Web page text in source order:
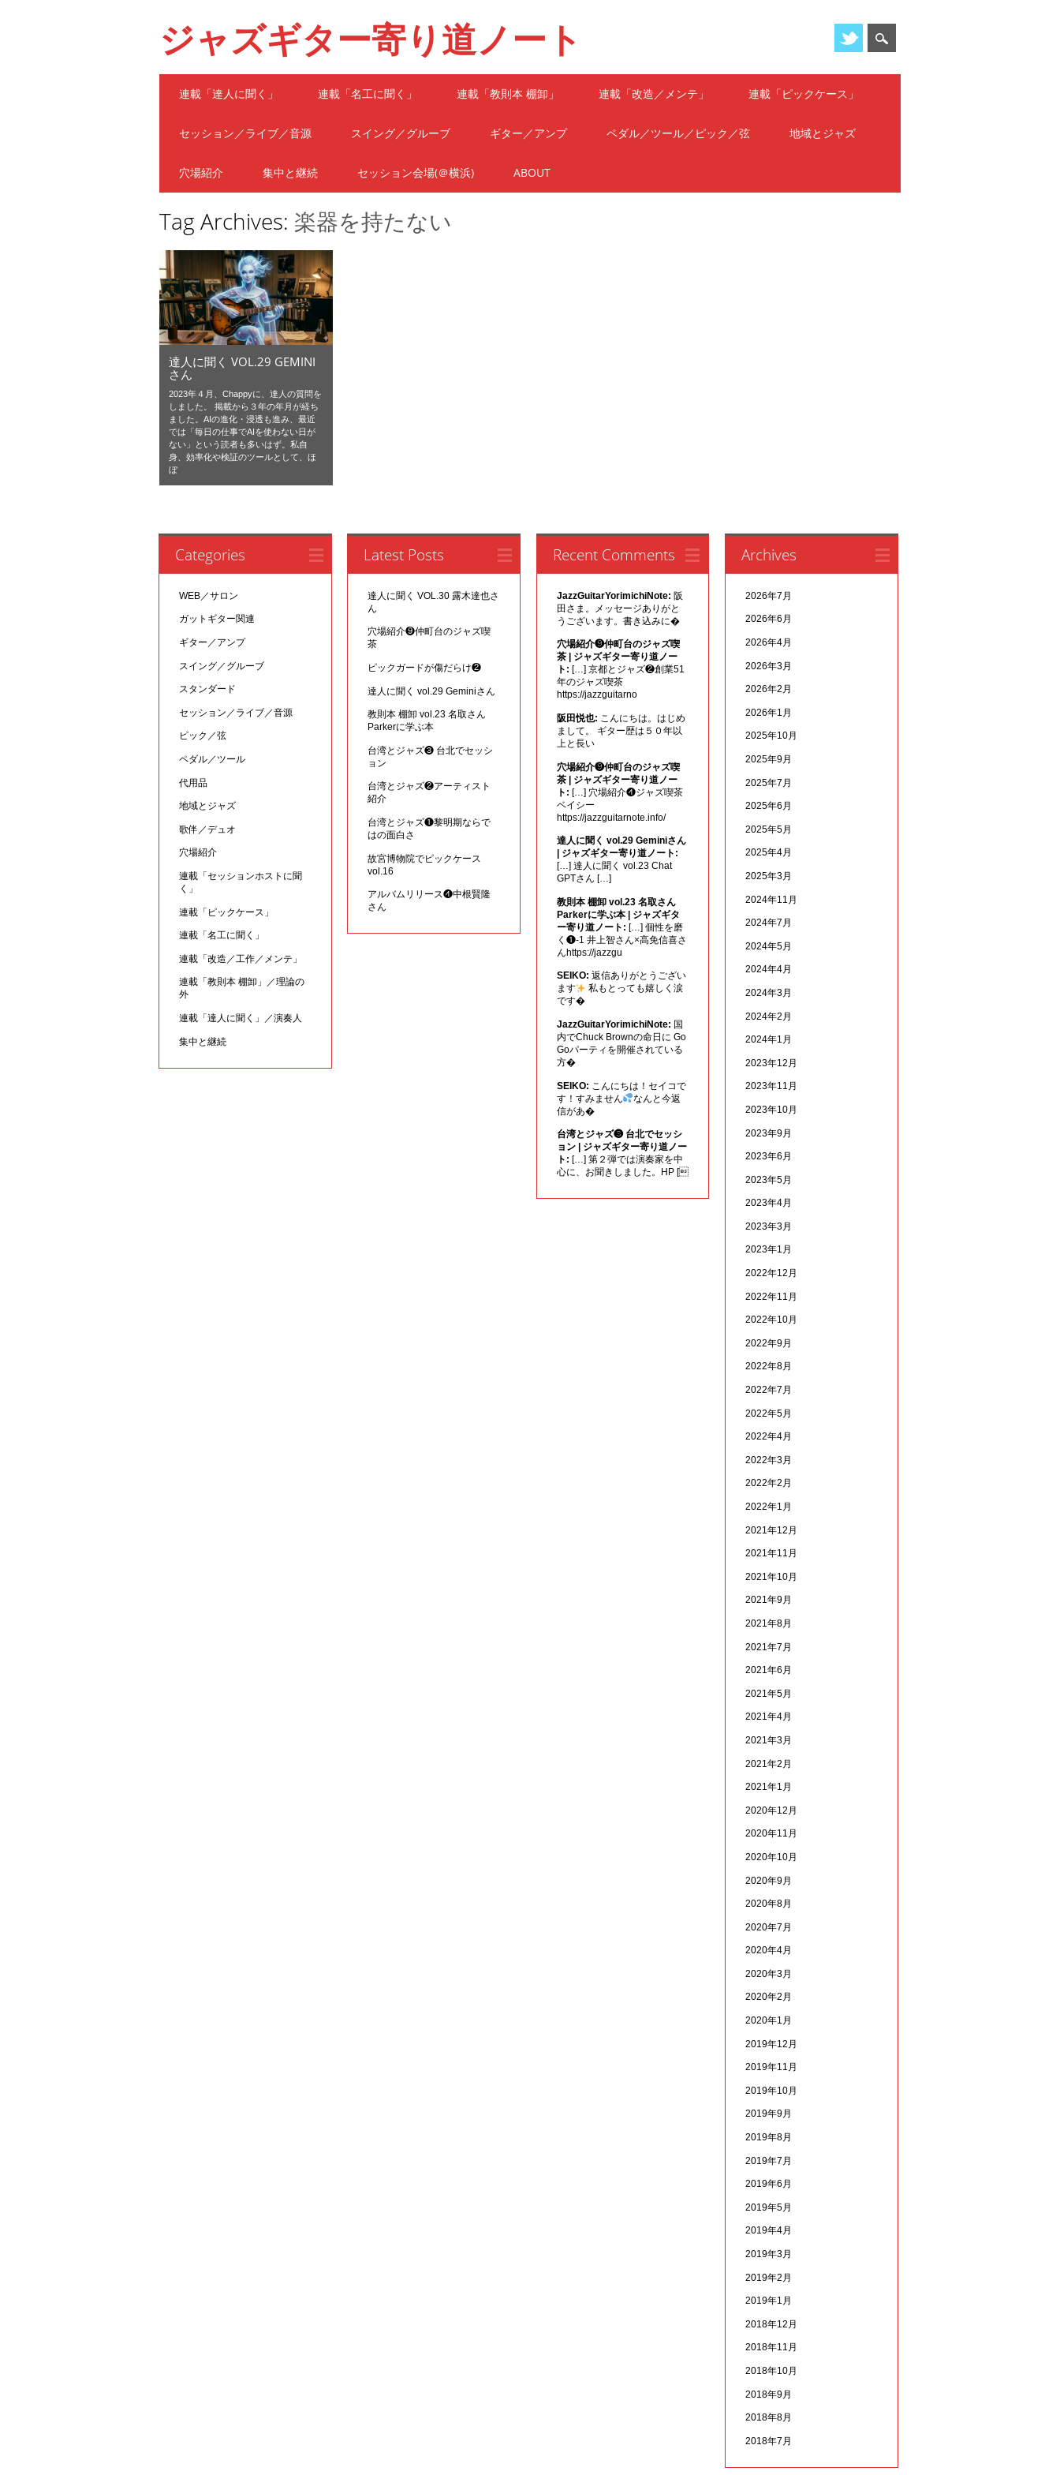
ジャズギター寄り道ノート
Main menu
連載「達人に聞く」 連載「名工に聞く」 連載「教則本 棚卸」 連載「改造／メンテ」 連載「ピックケース」
セッション／ライブ／音源 スイング／グルーブ ギター／アンプ ペダル／ツール／ピック／弦 地域とジャズ
穴場紹介 集中と継続 セッション会場(＠横浜) ABOUT
Tag Archives: 楽器を持たない
達人に聞く VOL.29 GEMINI
さん
2023年４月、Chappyに、達人の質問を
しました。 掲載から３年の年月が経ち
ました。AIの進化・浸透も進み、最近
では「毎日の仕事でAIを使わない日が
ない」という読者も多いはず。私自
身、効率化や検証のツールとして、ほ
ぼ
Categories
WEB／サロン
ガットギター関連
ギター／アンプ
スイング／グルーブ
スタンダード
セッション／ライブ／音源
ピック／弦
ペダル／ツール
代用品
地域とジャズ
歌伴／デュオ
穴場紹介
連載「セッションホストに聞
く」
連載「ピックケース」
連載「名工に聞く」
連載「改造／工作／メンテ」
連載「教則本 棚卸」／理論の
外
連載「達人に聞く」／演奏人
集中と継続
Latest Posts
達人に聞く VOL.30 露木達也さ
ん
穴場紹介❾仲町台のジャズ喫
茶
ピックガードが傷だらけ❷
達人に聞く vol.29 Geminiさん
教則本 棚卸 vol.23 名取さん
Parkerに学ぶ本
台湾とジャズ❸ 台北でセッシ
ョン
台湾とジャズ❷アーティスト
紹介
台湾とジャズ❶黎明期ならで
はの面白さ
故宮博物院でピックケース
vol.16
アルバムリリース❹中根賢隆
さん
Recent Comments
JazzGuitarYorimichiNote: 阪
田さま。メッセージありがと
うございます。書き込みに�
穴場紹介❾仲町台のジャズ喫
茶 | ジャズギター寄り道ノー
ト: […] 京都とジャズ❷創業51
年のジャズ喫茶
https://jazzguitarno
阪田悦也: こんにちは。はじめ
まして。 ギター歴は５０年以
上と長い
穴場紹介❾仲町台のジャズ喫
茶 | ジャズギター寄り道ノー
ト: […] 穴場紹介❹ジャズ喫茶
ベイシー
https://jazzguitarnote.info/
達人に聞く vol.29 Geminiさん
| ジャズギター寄り道ノート:
[…] 達人に聞く vol.23 Chat
GPTさん […]
教則本 棚卸 vol.23 名取さん
Parkerに学ぶ本 | ジャズギタ
ー寄り道ノート: […] 個性を磨
く❶-1 井上智さん×高免信喜さ
んhttps://jazzgu
SEIKO: 返信ありがとうござい
ます
私もとっても嬉しく涙
です�
JazzGuitarYorimichiNote: 国
内でChuck Brownの命日に Go
Goパーティを開催されている
方�
SEIKO: こんにちは！セイコで
す！すみません
なんと今返
信があ�
台湾とジャズ❸ 台北でセッシ
ョン | ジャズギター寄り道ノー
ト: […] 第２弾では演奏家を中
心に、お聞きしました。HP [
Archives
2026年7月
2026年6月
2026年4月
2026年3月
2026年2月
2026年1月
2025年10月
2025年9月
2025年7月
2025年6月
2025年5月
2025年4月
2025年3月
2024年11月
2024年7月
2024年5月
2024年4月
2024年3月
2024年2月
2024年1月
2023年12月
2023年11月
2023年10月
2023年9月
2023年6月
2023年5月
2023年4月
2023年3月
2023年1月
2022年12月
2022年11月
2022年10月
2022年9月
2022年8月
2022年7月
2022年5月
2022年4月
2022年3月
2022年2月
2022年1月
2021年12月
2021年11月
2021年10月
2021年9月
2021年8月
2021年7月
2021年6月
2021年5月
2021年4月
2021年3月
2021年2月
2021年1月
2020年12月
2020年11月
2020年10月
2020年9月
2020年8月
2020年7月
2020年4月
2020年3月
2020年2月
2020年1月
2019年12月
2019年11月
2019年10月
2019年9月
2019年8月
2019年7月
2019年6月
2019年5月
2019年4月
2019年3月
2019年2月
2019年1月
2018年12月
2018年11月
2018年10月
2018年9月
2018年8月
2018年7月